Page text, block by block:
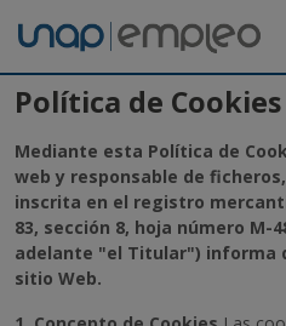
Menú
Política de Cookies
Mediante esta Política de
web y responsable de
inscrita en el registro
83, sección 8, hoja número M-
adelante "el Titular") informa
sitio Web.